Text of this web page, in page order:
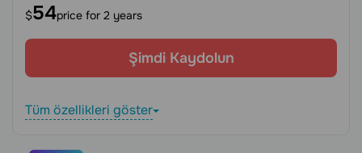
$54price for 2 years
Şimdi Kaydolun
Tüm özellikleri göster